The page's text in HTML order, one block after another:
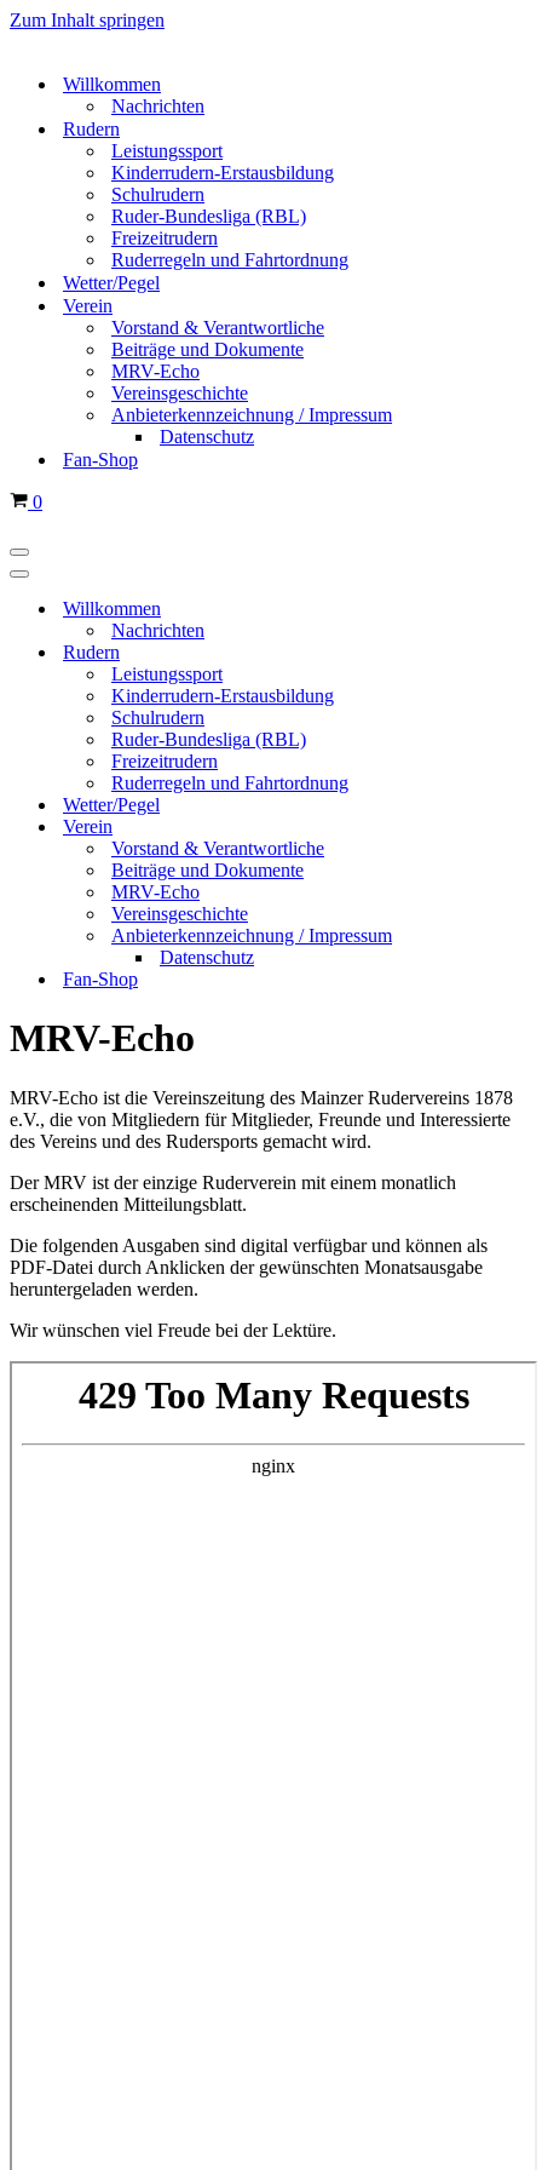
Zum Inhalt springen
Willkommen
Nachrichten
Rudern
Leistungssport
Kinderrudern-Erstausbildung
Schulrudern
Ruder-Bundesliga (RBL)
Freizeitrudern
Ruderregeln und Fahrtordnung
Wetter/Pegel
Verein
Vorstand & Verantwortliche
Beiträge und Dokumente
MRV-Echo
Vereinsgeschichte
Anbieterkennzeichnung / Impressum
Datenschutz
Fan-Shop
Warenkorb
0
Navigationsmenü
Navigationsmenü
Willkommen
Nachrichten
Rudern
Leistungssport
Kinderrudern-Erstausbildung
Schulrudern
Ruder-Bundesliga (RBL)
Freizeitrudern
Ruderregeln und Fahrtordnung
Wetter/Pegel
Verein
Vorstand & Verantwortliche
Beiträge und Dokumente
MRV-Echo
Vereinsgeschichte
Anbieterkennzeichnung / Impressum
Datenschutz
Fan-Shop
MRV-Echo
MRV-Echo ist die Vereinszeitung des Mainzer Rudervereins 1878
e.V., die von Mitgliedern für Mitglieder, Freunde und Interessierte
des Vereins und des Rudersports gemacht wird.
Der MRV ist der einzige Ruderverein mit einem monatlich
erscheinenden Mitteilungsblatt.
Die folgenden Ausgaben sind digital verfügbar und können als
PDF-Datei durch Anklicken der gewünschten Monatsausgabe
heruntergeladen werden.
Wir wünschen viel Freude bei der Lektüre.